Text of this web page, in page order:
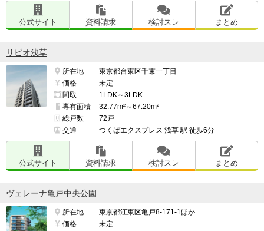
公式サイト 資料請求 検討スレ まとめ
リビオ浅草
所在地
東京都台東区千束一丁目
価格
未定
間取
1LDK～3LDK
専有面積
32.77m²～67.20m²
総戸数
72戸
交通
つくばエクスプレス 浅草 駅 徒歩6分
公式サイト 資料請求 検討スレ まとめ
ヴェレーナ亀戸中央公園
所在地
東京都江東区亀戸8-171-1ほか
価格
未定